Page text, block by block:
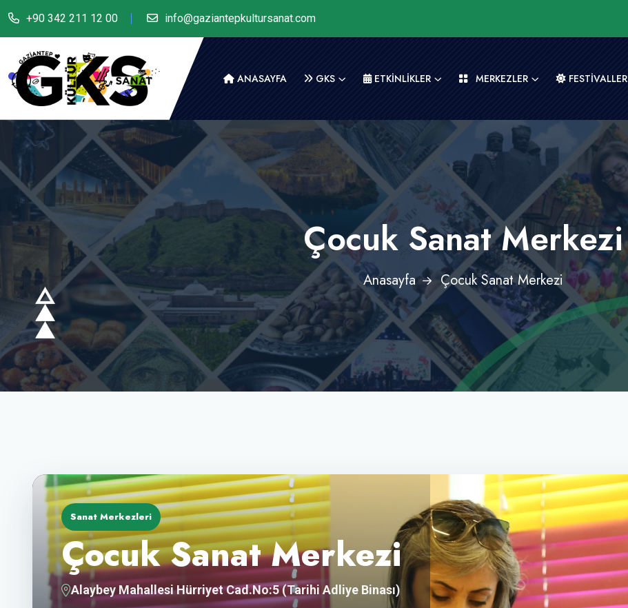
+90 342 211 12 00 info@gaziantepkultursanat.com
ANASAYFA GKS ETKİNLİKLER MERKEZLER FESTİVALLER
Çocuk Sanat Merkezi
Anasayfa Çocuk Sanat Merkezi
Sanat Merkezleri
Çocuk Sanat Merkezi
Alaybey Mahallesi Hürriyet Cad.No:5 (Tarihi Adliye Binası)